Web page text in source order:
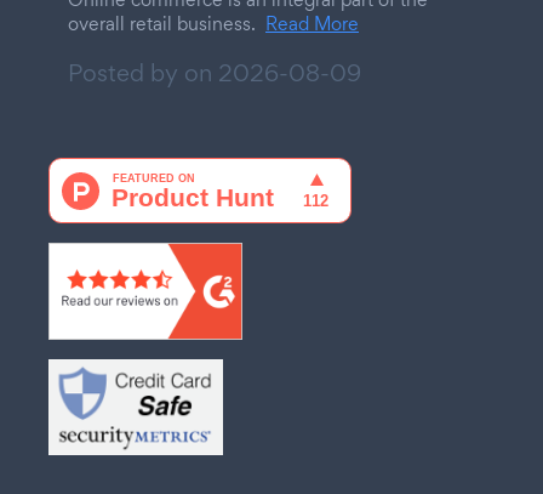
overall retail business. Read More
Posted by on 2026-08-09